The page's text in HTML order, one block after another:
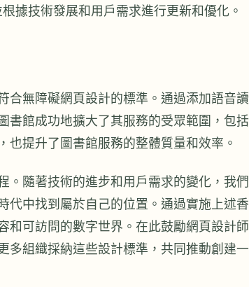
據技術發展和用戶需求進行更新和優化。
合無障礙網頁設計的標準。通過添加語音讀
書館成功地擴大了其服務的受眾範圍，包括
提升了圖書館服務的整體質量和效率。
。隨著技術的進步和用戶需求的變化，我們
代中找到屬於自己的位置。通過實施上述香
和可訪問的數字世界。在此鼓勵網頁設計師
多組織採納這些設計標準，共同推動創建一